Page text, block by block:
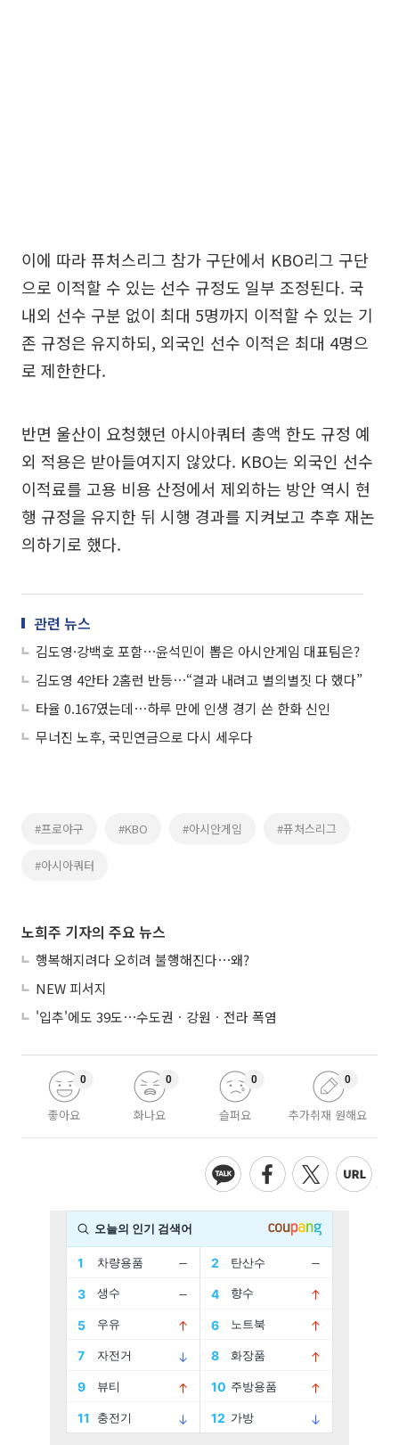
이에 따라 퓨처스리그 참가 구단에서 KBO리그 구단
으로 이적할 수 있는 선수 규정도 일부 조정된다. 국
내외 선수 구분 없이 최대 5명까지 이적할 수 있는 기
존 규정은 유지하되, 외국인 선수 이적은 최대 4명으
로 제한한다.
반면 울산이 요청했던 아시아쿼터 총액 한도 규정 예
외 적용은 받아들여지지 않았다. KBO는 외국인 선수
이적료를 고용 비용 산정에서 제외하는 방안 역시 현
행 규정을 유지한 뒤 시행 경과를 지켜보고 추후 재논
의하기로 했다.
관련 뉴스
김도영·강백호 포함⋯윤석민이 뽑은 아시안게임 대표팀은?
김도영 4안타 2홈런 반등⋯“결과 내려고 별의별짓 다 했다”
타율 0.167였는데⋯하루 만에 인생 경기 쓴 한화 신인
무너진 노후, 국민연금으로 다시 세우다
#프로야구 #KBO #아시안게임 #퓨처스리그
#아시아쿼터
노희주 기자의 주요 뉴스
행복해지려다 오히려 불행해진다⋯왜?
NEW 피서지
'입추'에도 39도⋯수도권ㆍ강원ㆍ전라 폭염
좋아요
0
화나요
0
슬퍼요
0
추가취재 원해요
0